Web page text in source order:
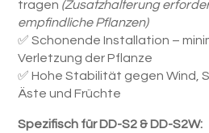
tragen (Zusatzhalterung
empfindliche Pflanzen)
✅ Schonende Installation –
Verletzung der Pflanze
✅ Hohe Stabilität gegen Wind,
Äste und Früchte
Spezifisch für DD-S2 & DD-S2W: